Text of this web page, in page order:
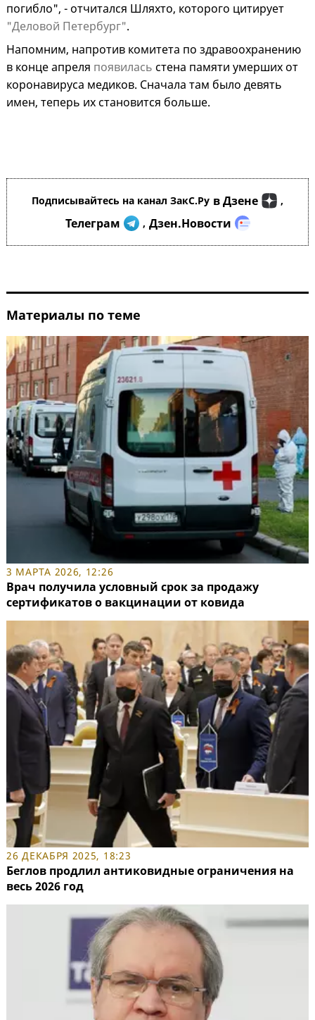
погибло", - отчитался Шляхто, которого цитирует
"Деловой Петербург".
Напомним, напротив комитета по здравоохранению
в конце апреля появилась стена памяти умерших от
коронавируса медиков. Сначала там было девять
имен, теперь их становится больше.
Подписывайтесь на канал ЗакС.Ру в Дзене ,
Телеграм , Дзен.Новости
Материалы по теме
3 МАРТА 2026, 12:26
Врач получила условный срок за продажу
сертификатов о вакцинации от ковида
26 ДЕКАБРЯ 2025, 18:23
Беглов продлил антиковидные ограничения на
весь 2026 год